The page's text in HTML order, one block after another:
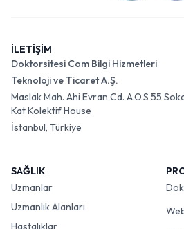
İLETİŞİM
Doktorsitesi Com Bilgi Hizmetleri
Teknoloji ve Ticaret A.Ş.
Maslak Mah. Ahi Evran Cd. A.O.S 55
Kat Kolektif House
İstanbul, Türkiye
SAĞLIK
Uzmanlar
Uzmanlık Alanları
Hastalıklar